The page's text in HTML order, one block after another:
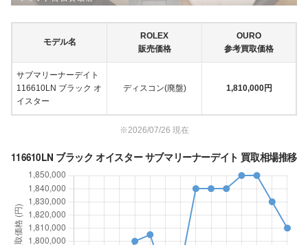
モデル名
ROLEX
販売価格
OURO
参考買取価格
サブマリーナーデイト
116610LN ブラック オ
イスター
ディスコン(廃盤) 1,810,000円
※2026/07/26 現在